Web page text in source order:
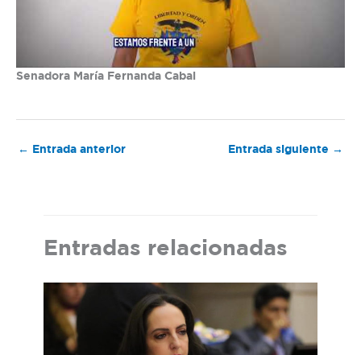
Senadora María Fernanda Cabal
← Entrada anterior Entrada siguiente →
Entradas relacionadas